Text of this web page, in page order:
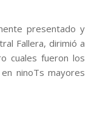
presentado y
Fallera, dirimió a
cuales fueron los
ninoTs mayores